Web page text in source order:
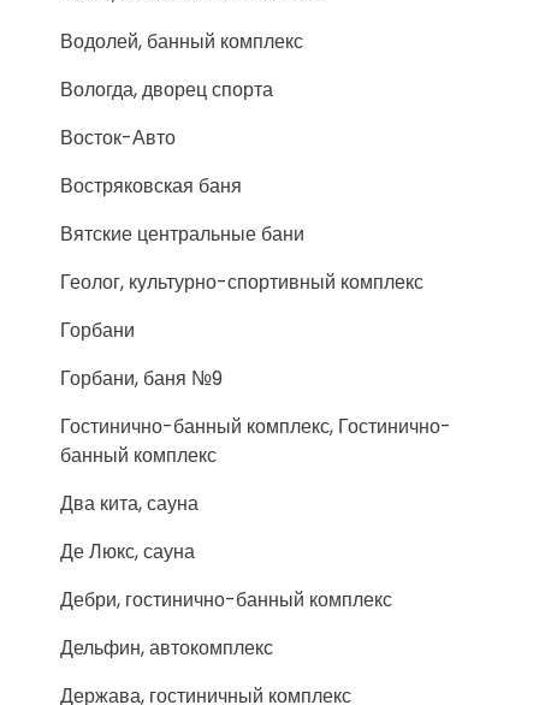
Водолей, банный комплекс
Вологда, дворец спорта
Восток-Авто
Востряковская баня
Вятские центральные бани
Геолог, культурно-спортивный комплекс
Горбани
Горбани, баня №9
Гостинично-банный комплекс, Гостинично-
банный комплекс
Два кита, сауна
Де Люкс, сауна
Дебри, гостинично-банный комплекс
Дельфин, автокомплекс
Держава, гостиничный комплекс